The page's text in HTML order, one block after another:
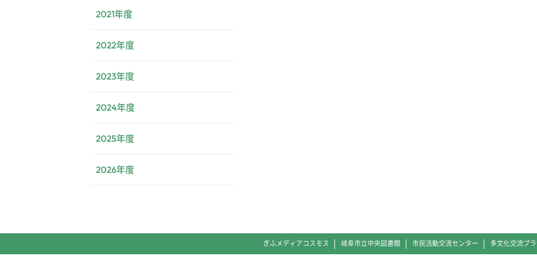
2021年度
2022年度
2023年度
2024年度
2025年度
2026年度
ぎふメディアコスモス 岐阜市立中央図書館 市民活動交流センター 多文化交流プ